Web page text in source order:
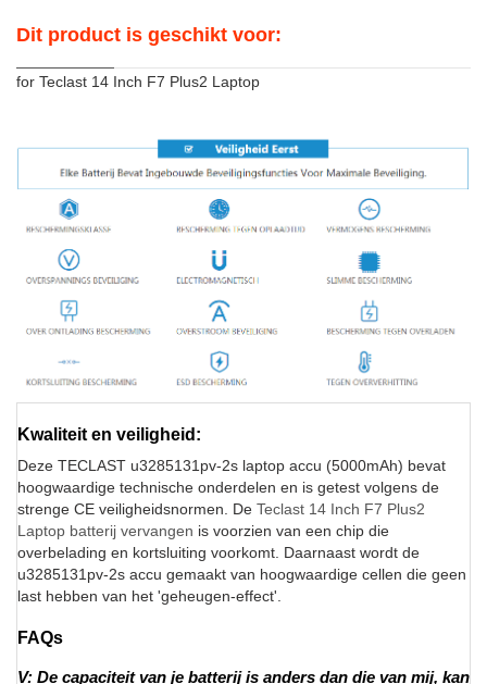
Dit product is geschikt voor:
for Teclast 14 Inch F7 Plus2 Laptop
Kwaliteit en veiligheid:
Deze TECLAST u3285131pv-2s laptop accu (5000mAh) bevat
hoogwaardige technische onderdelen en is getest volgens de
strenge CE veiligheidsnormen. De Teclast 14 Inch F7 Plus2
Laptop batterij vervangen is voorzien van een chip die
overbelading en kortsluiting voorkomt. Daarnaast wordt de
u3285131pv-2s accu gemaakt van hoogwaardige cellen die geen
last hebben van het 'geheugen-effect'.
FAQs
V: De capaciteit van je batterij is anders dan die van mij, kan